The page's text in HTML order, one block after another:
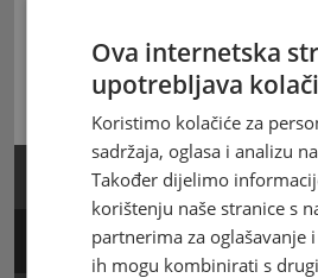
Traži
Kalkulator poštarine
Kalkulator slanja novca
Ova internetska
upotrebljava
Koristimo kolačiće za
sadržaja, oglasa i analizu
Također dijelimo
korištenju naše stranice s
partnerima za oglašavanje
ih mogu kombinirati s